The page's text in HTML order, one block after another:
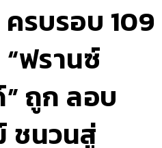
รบรอบ 109
ฟรานซ์
ถูก ลอบ
ชนวนสู่